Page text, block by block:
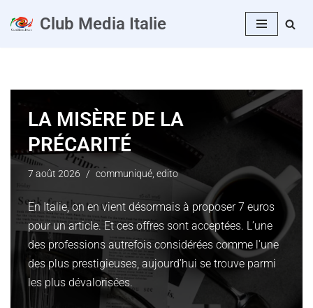
Club Media Italie
LA MISÈRE DE LA
PRÉCARITÉ
7 août 2026 communiqué, edito
En Italie, on en vient désormais à proposer 7 euros
pour un article. Et ces offres sont acceptées. L’une
des professions autrefois considérées comme l’une
des plus prestigieuses, aujourd’hui se trouve parmi
les plus dévalorisées.